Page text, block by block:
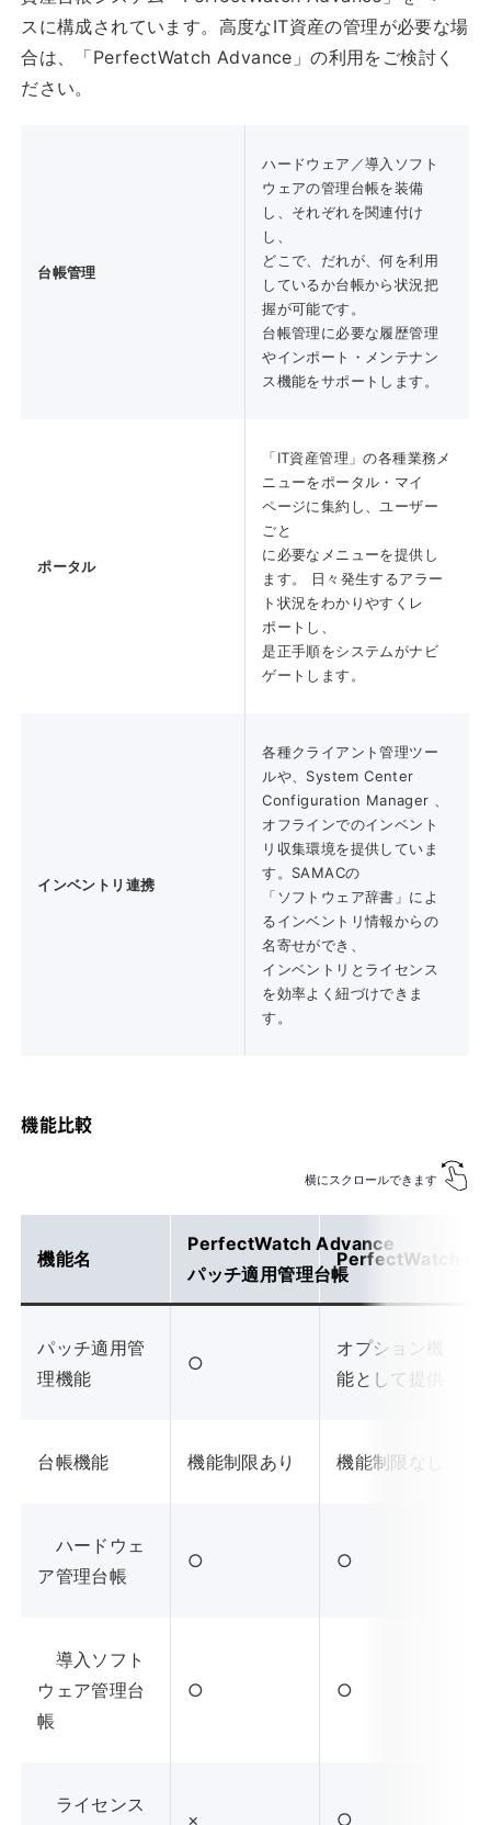
スに構成されています。高度なIT資産の管理が必要な場
合は、「PerfectWatch Advance」の利用をご検討く
ださい。
台帳管理
ハードウェア／導入ソフト
ウェアの管理台帳を装備
し、それぞれを関連付け
し、
どこで、だれが、何を利用
しているか台帳から状況把
握が可能です。
台帳管理に必要な履歴管理
やインポート・メンテナン
ス機能をサポートします。
ポータル
「IT資産管理」の各種業務メ
ニューをポータル・マイ
ページに集約し、ユーザー
ごと
に必要なメニューを提供し
ます。 日々発生するアラー
ト状況をわかりやすくレ
ポートし、
是正手順をシステムがナビ
ゲートします。
インベントリ連携
各種クライアント管理ツー
ルや、System Center
Configuration Manager 、
オフラインでのインベント
リ収集環境を提供していま
す。SAMACの
「ソフトウェア辞書」によ
るインベントリ情報からの
名寄せができ、
インベントリとライセンス
を効率よく紐づけできま
す。
機能比較
機能名
PerfectWatch Advance
パッチ適用管理台帳
PerfectWatch
パッチ適用管
理機能
○
オプション機
能として提供
台帳機能 機能制限あり 機能制限なし
ハードウェ
ア管理台帳
○ ○
導入ソフト
ウェア管理台
帳
○ ○
ライセンス
× ○